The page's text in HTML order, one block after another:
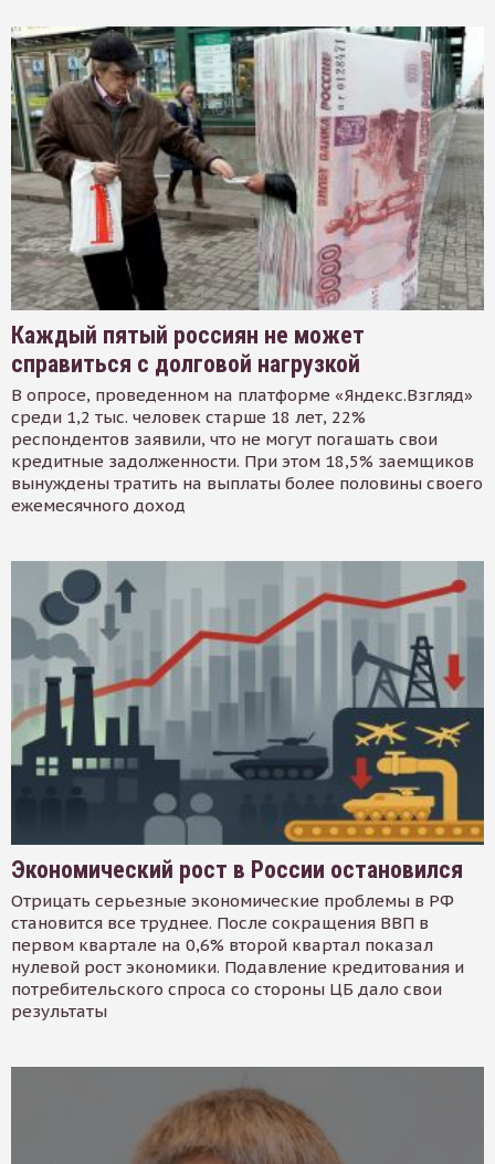
Каждый пятый россиян не может
справиться с долговой нагрузкой
В опросе, проведенном на платформе «Яндекс.Взгляд»
среди 1,2 тыс. человек старше 18 лет, 22%
респондентов заявили, что не могут погашать свои
кредитные задолженности. При этом 18,5% заемщиков
вынуждены тратить на выплаты более половины своего
ежемесячного доход
Экономический рост в России остановился
Отрицать серьезные экономические проблемы в РФ
становится все труднее. После сокращения ВВП в
первом квартале на 0,6% второй квартал показал
нулевой рост экономики. Подавление кредитования и
потребительского спроса со стороны ЦБ дало свои
результаты